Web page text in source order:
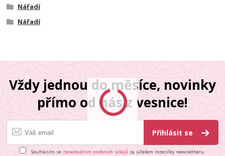
Nářadí
Nářadí
Vždy jednou do měsíce, novinky
přímo od nás z vesnice!
Přihlásit se
Souhlasím se zpracováním osobních údajů za účelem rozesílky newsletteru.